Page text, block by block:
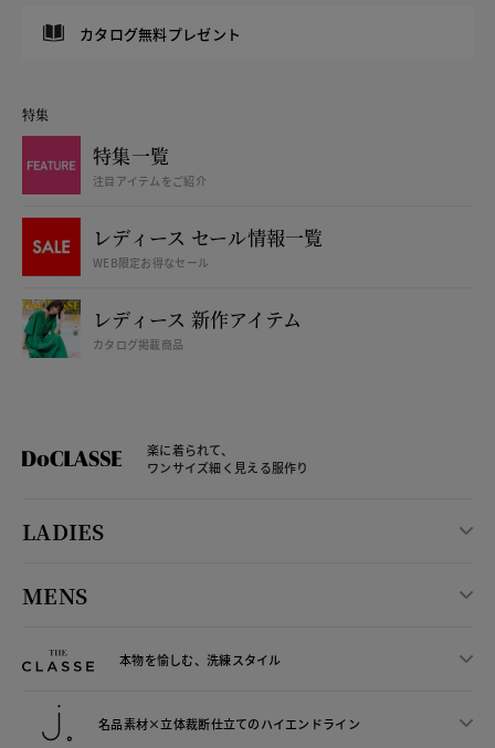
カタログ無料プレゼント
特集
特集一覧
注目アイテムをご紹介
レディース セール情報一覧
WEB限定お得なセール
レディース 新作アイテム
カタログ掲載商品
楽に着られて、
ワンサイズ細く見える服作り
LADIES
MENS
本物を愉しむ、洗練スタイル
名品素材×立体裁断仕立てのハイエンドライン